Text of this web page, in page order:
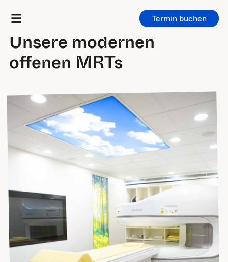
Termin buchen
Für Patienten
Unsere modernen
offenen MRTs